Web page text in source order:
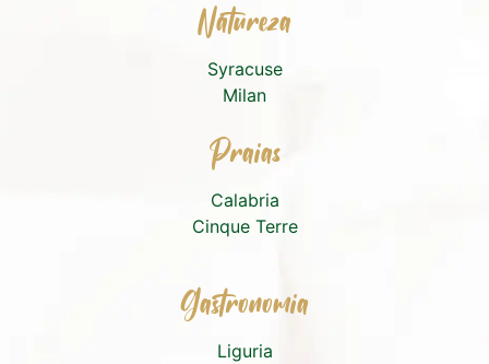
Natureza
Syracuse
Milan
Praias
Calabria
Cinque Terre
Gastronomia
Liguria